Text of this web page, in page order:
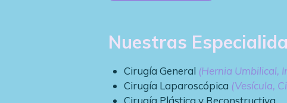
Nuestras
Cirugía General (Hernia Umbilical,
Cirugía Laparoscópica (Vesícula,
Cirugía Plástica y Reconstructiva